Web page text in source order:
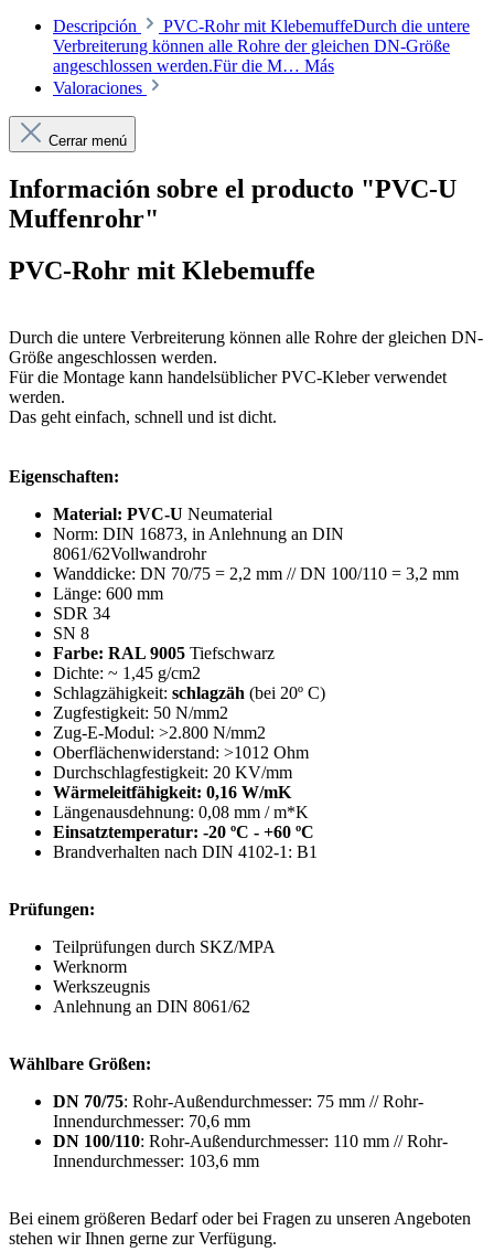
Descripción
PVC-Rohr mit KlebemuffeDurch die untere
Verbreiterung können alle Rohre der gleichen DN-Größe
angeschlossen werden.Für die M… Más
Valoraciones
Cerrar menú
Información sobre el producto "PVC-U
Muffenrohr"
PVC-Rohr mit Klebemuffe
Durch die untere Verbreiterung können alle Rohre der gleichen DN-
Größe angeschlossen werden.
Für die Montage kann handelsüblicher PVC-Kleber verwendet
werden.
Das geht einfach, schnell und ist dicht.
Eigenschaften:
Material: PVC-U Neumaterial
Norm: DIN 16873, in Anlehnung an DIN
8061/62Vollwandrohr
Wanddicke: DN 70/75 = 2,2 mm // DN 100/110 = 3,2 mm
Länge: 600 mm
SDR 34
SN 8
Farbe: RAL 9005 Tiefschwarz
Dichte: ~ 1,45 g/cm2
Schlagzähigkeit: schlagzäh (bei 20º C)
Zugfestigkeit: 50 N/mm2
Zug-E-Modul: >2.800 N/mm2
Oberflächenwiderstand: >1012 Ohm
Durchschlagfestigkeit: 20 KV/mm
Wärmeleitfähigkeit: 0,16 W/mK
Längenausdehnung: 0,08 mm / m*K
Einsatztemperatur: -20 ºC - +60 ºC
Brandverhalten nach DIN 4102-1: B1
Prüfungen:
Teilprüfungen durch SKZ/MPA
Werknorm
Werkszeugnis
Anlehnung an DIN 8061/62
Wählbare Größen:
DN 70/75: Rohr-Außendurchmesser: 75 mm // Rohr-
Innendurchmesser: 70,6 mm
DN 100/110: Rohr-Außendurchmesser: 110 mm // Rohr-
Innendurchmesser: 103,6 mm
Bei einem größeren Bedarf oder bei Fragen zu unseren Angeboten
stehen wir Ihnen gerne zur Verfügung.